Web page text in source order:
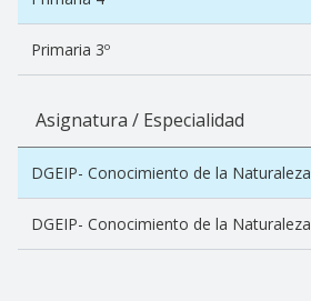
Primaria 3º
Asignatura / Especialidad
DGEIP- Conocimiento de la Naturaleza
DGEIP- Conocimiento de la Naturaleza